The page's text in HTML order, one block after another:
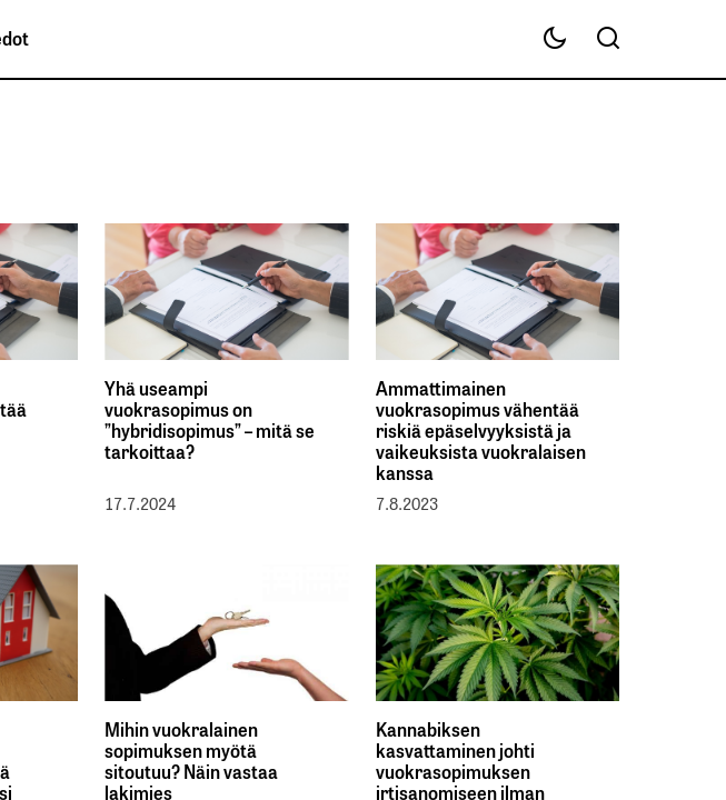
Yhä useampi
vuokrasopimus on
”hybridisopimus” – mitä se
tarkoittaa?
17.7.2024
Ammattimainen
vuokrasopimus vähentää
riskiä epäselvyyksistä ja
vaikeuksista vuokralaisen
kanssa
7.8.2023
Mihin vuokralainen
sopimuksen myötä
sitoutuu? Näin vastaa
lakimies
Kannabiksen
kasvattaminen johti
vuokrasopimuksen
irtisanomiseen ilman